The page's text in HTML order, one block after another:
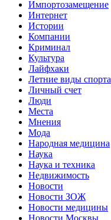
Импортозамещение
Интернет
Истории
Компании
Криминал
Культура
Лайфхаки
Летние виды спорта
Личный счет
Люди
Места
Мнения
Мода
Народная медицина
Наука
Наука и техника
Недвижимость
Новости
Новости ЗОЖ
Новости медицины
Новости Москвы